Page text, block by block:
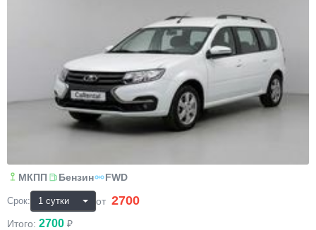
МКПП Бензин FWD
Срок: от 2700
Итого: 2700 ₽